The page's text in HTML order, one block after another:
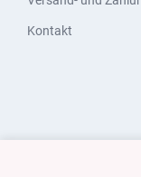
Kontakt